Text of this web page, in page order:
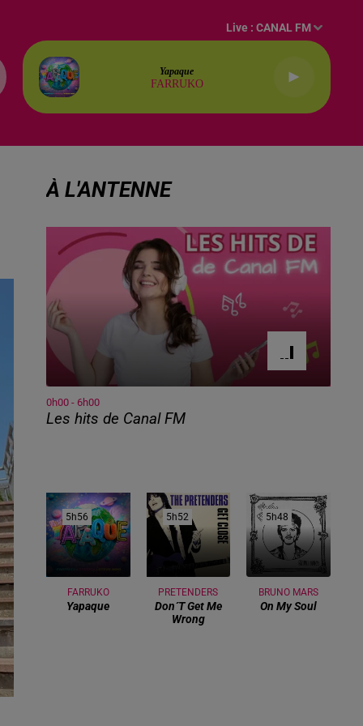
Live :CANAL FM
Yapaque
FARRUKO
À L'ANTENNE
0h00 - 6h00
Les hits de Canal FM
5h56
5h56
FARRUKO
Yapaque
5h52
5h52
PRETENDERS
Don´t Get Me
Wrong
5h48
5h48
BRUNO MARS
On My Soul